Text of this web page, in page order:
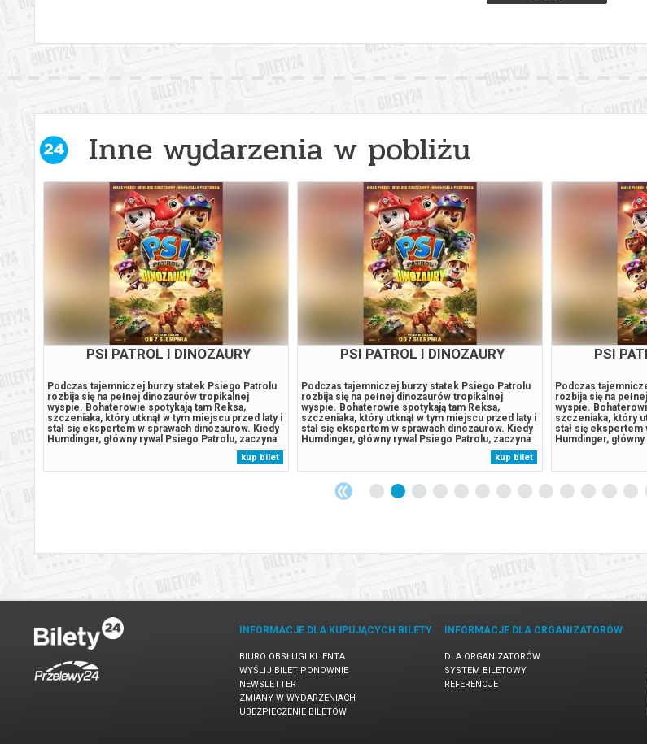
Inne wydarzenia w pobliżu
PSI PATROL I DINOZAURY
Podczas tajemniczej burzy statek Psiego Patrolu
rozbija się na pełnej dinozaurów tropikalnej
wyspie. Bohaterowie spotykają tam Reksa,
szczeniaka, który utknął w tym miejscu przed laty i
stał się ekspertem w sprawach dinozaurów. Kiedy
Humdinger, główny rywal Psiego Patrolu, zaczyna
lekkomyślnie eksploatować zasoby naturalne
wyspy, doprowadza do wybuchu ogromnego,
uśpionego od lat wulkanu. Psi Patrol...
kup bilet
PSI PATROL I DINOZAURY
Podczas tajemniczej burzy statek Psiego Patrolu
rozbija się na pełnej dinozaurów tropikalnej
wyspie. Bohaterowie spotykają tam Reksa,
szczeniaka, który utknął w tym miejscu przed laty i
stał się ekspertem w sprawach dinozaurów. Kiedy
Humdinger, główny rywal Psiego Patrolu, zaczyna
lekkomyślnie eksploatować zasoby naturalne
wyspy, doprowadza do wybuchu ogromnego,
uśpionego od lat wulkanu. Psi Patrol...
kup bilet
PSI
Podczas
rozbija się na
wyspie.
szczeniaka, który
stał się ekspertem
Humdinger,
lekkomyślnie
wyspy,
uśpionego od lat
INFORMACJE DLA KUPUJĄCYCH BILETY
BIURO OBSŁUGI KLIENTA
WYŚLIJ BILET PONOWNIE
NEWSLETTER
ZMIANY W WYDARZENIACH
UBEZPIECZENIE BILETÓW
INFORMACJE DLA ORGANIZATORÓW
DLA ORGANIZATORÓW
SYSTEM BILETOWY
REFERENCJE